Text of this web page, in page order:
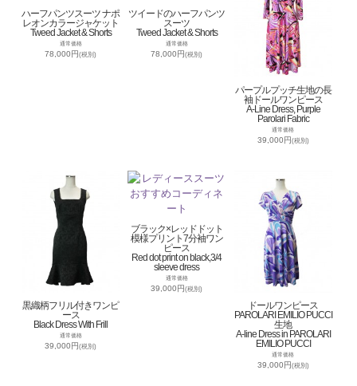
ハーフパンツスーツ ナポ
レオンカラージャケット
Tweed Jacket & Shorts
通常価格
78,000円(税別)
ツイードのハーフパンツ
スーツ
Tweed Jacket & Shorts
通常価格
78,000円(税別)
パープルプッチ生地の長
袖ドールワンピース
A-Line Dress, Purple
Parolari Fabric
通常価格
39,000円(税別)
黒織柄フリル付きワンピ
ース
Black Dress With Frill
通常価格
39,000円(税別)
ブラック×レッドドット
模様プリント7分袖ワン
ピース
Red dot print on black,3/4
sleeve dress
通常価格
39,000円(税別)
ドールワンピース
PAROLARI EMILIO PUCCI
生地
A-line Dress in PAROLARI
EMILIO PUCCI
通常価格
39,000円(税別)